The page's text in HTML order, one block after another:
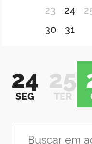
23
24
30
31
24
SEG
25
TER